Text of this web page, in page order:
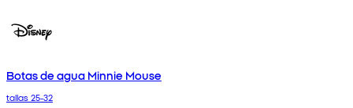
Botas de agua Minnie Mouse
tallas 25-32